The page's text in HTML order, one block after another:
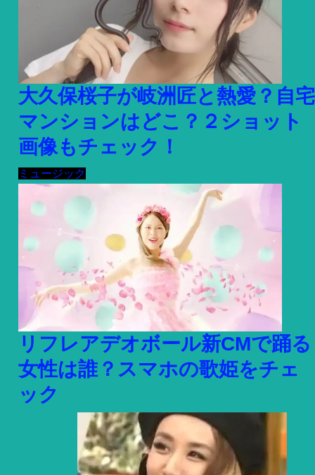
大久保桜子が岐洲匠と熱愛？自宅
マンションはどこ？２ショット
画像もチェック！
ミュージック
リフレアデオボール新CMで踊る
女性は誰？スマホの歌姫をチェ
ック